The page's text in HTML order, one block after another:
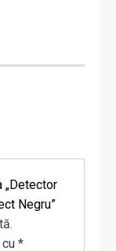
„Detector
Negru”
*